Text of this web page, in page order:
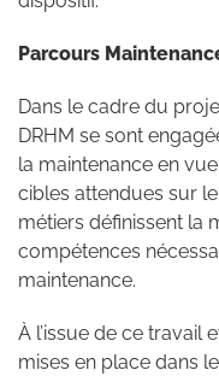
Parcours
Dans le cadre du
DRHM se sont
la maintenance en
cibles attendues sur
métiers définissent la
compétences
maintenance.
À l’issue de ce travail
mises en place dans